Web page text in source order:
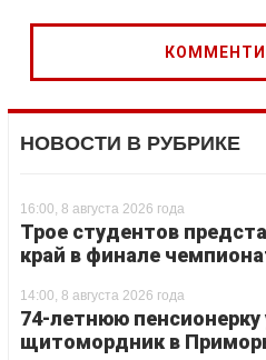
НОВОСТИ В РУБРИКЕ
16:00, 8 августа 2026 года
Трое студентов
край в финале
14:00, 8 августа 2026 года
74-летнюю пенсионерку
щитомордник в